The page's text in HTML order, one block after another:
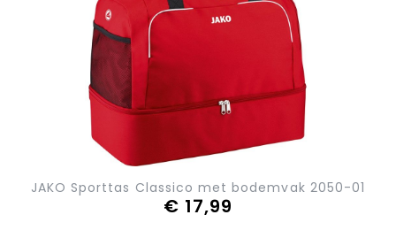
JAKO Sporttas Classico met bodemvak 2050-01
€ 17,99